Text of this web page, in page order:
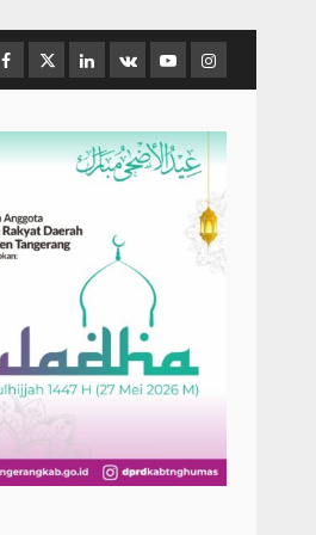
Facebook
TwitterLinkedin
VK YoutubeInstagram